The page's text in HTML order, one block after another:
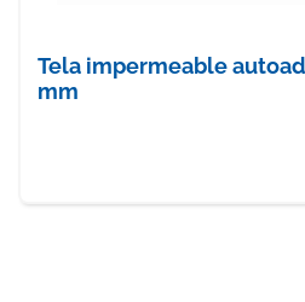
Tela impermeable
mm